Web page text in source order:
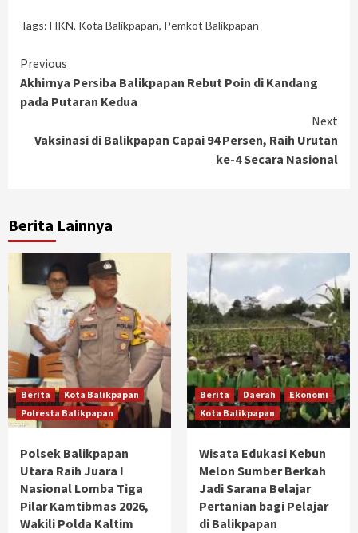
Tags: HKN, Kota Balikpapan, Pemkot Balikpapan
Continue
Reading
Previous
Akhirnya Persiba Balikpapan Rebut Poin di Kandang
pada Putaran Kedua
Next
Vaksinasi di Balikpapan Capai 94 Persen, Raih Urutan
ke-4 Secara Nasional
Berita Lainnya
Berita
Kota Balikpapan
Polresta Balikpapan
Polsek Balikpapan
Utara Raih Juara I
Nasional Lomba Tiga
Pilar Kamtibmas 2026,
Wakili Polda Kaltim
Berita Daerah
Ekonomi
Kota Balikpapan
Wisata Edukasi Kebun
Melon Sumber Berkah
Jadi Sarana Belajar
Pertanian bagi Pelajar
di Balikpapan